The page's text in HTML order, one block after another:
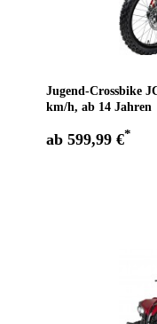
Jugend-Crossbike
km/h, ab 14 Jahren
ab 599,99 €*